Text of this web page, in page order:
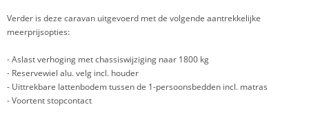
Verder is deze caravan uitgevoerd met de volgende aantrekkelijke
meerprijsopties:
- Aslast verhoging met chassiswijziging naar 1800 kg
- Reservewiel alu. velg incl. houder
- Uittrekbare lattenbodem tussen de 1-persoonsbedden incl. matras
- Voortent stopcontact